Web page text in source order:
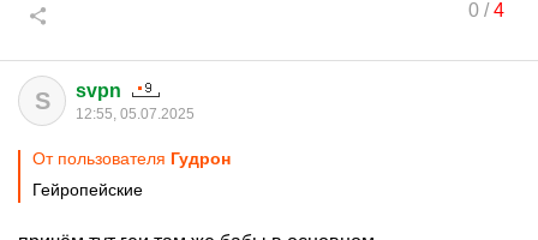
0/4
S svpn
12:55, 05.07.2025
От пользователя Гудрон
Гейропейские